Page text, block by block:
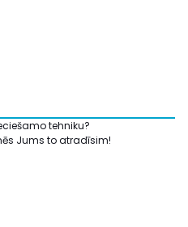
tehniku?
Jums to atradīsim!